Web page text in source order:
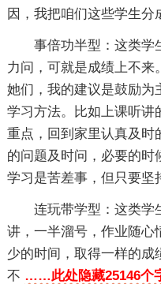
因，我把咱们这些学生分
事倍功半型：这类学
力问，可就是成绩上不
她们，我的建议是鼓励为
学习方法。比如上课听讲
重点，回到家里认真及时
的问题及时问，必要的时
学习是苦差事，但只要坚
连玩带学型：这类学
讲，一半溜号，作业随心
少的时间，取得一样的
不 ……此处隐藏25146